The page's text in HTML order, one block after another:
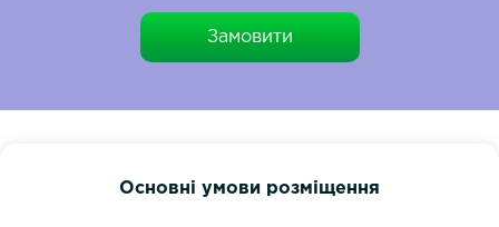
Замовити
Основні умови розміщення